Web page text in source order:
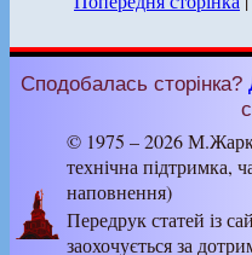
Сподобалась сторінка?
© 1975 – 2026
технічна підтримка,
наповнення)
Передрук статей із
заохочується за